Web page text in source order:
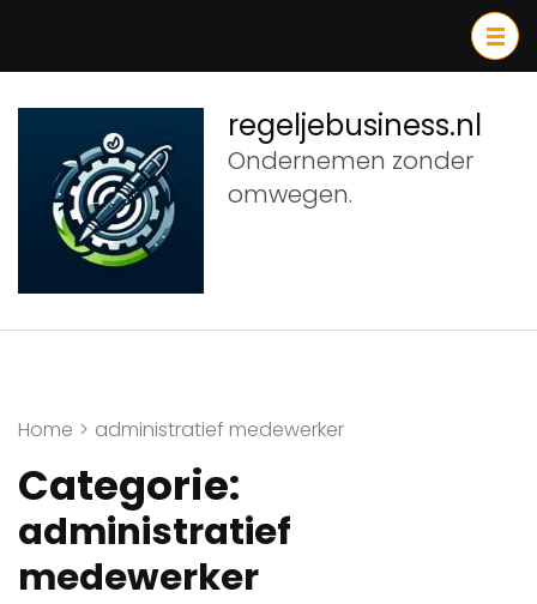
inhoud
(druk
Enter)
regeljebusiness.nl
Ondernemen zonder
omwegen.
Home > administratief medewerker
Categorie:
administratief
medewerker